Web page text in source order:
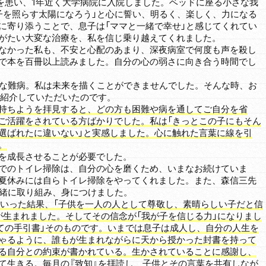
照らす太陽になろう」と心に誓い、明るく、楽しく、力になる
り添うことで、息子は「ママと一緒で幸せ」と感じてくれてい
い大変な治療を、私を信じ乗り越えてくれました。
った私も、不安と心配のあまり、深夜病室で何度も声を殺し
本を百冊以上読みました。自分の心の弱さに向き合う時間でし
病。私は未来を描くことができませんでした。そんな時、お
介していただいたのです。
ちようを拝見すると、どの方も困難や病を通してご自分を省
躍をされている方ばかりでした。私は「きっとこの子にもそん
れたに違いない」と実感しました。心に触れた言葉に線を引
長させることが必要でした。
トイレ掃除は、自分の心を磨くため、いまなお続けていま
休みには自らトイレ掃除をやってくれました。また、森信三先
に取り組み、身につけました。
った結果、「子供を一人の人として尊敬し、素晴らしい子だと信
まれました。そしてその信念が「我が子を信じる力」になりまし
の手引書」そのものです。いまでは息子は成人し、自分の人生を
るように、誰もが生まれながらに天から授かった封書を持って
分との約束が書かれている。生かされていることに感謝し、
きる。毎月の『致知』を拝読し、子供とその言葉を共有しなが